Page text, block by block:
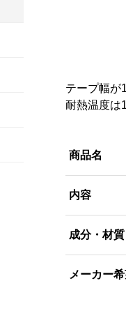
テープ幅が
耐熱温度は
商品名
内容
成分・材質
メーカー